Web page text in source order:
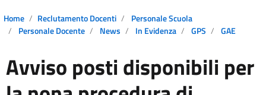
Home Reclutamento Docenti
Personale Scuola
Personale Docente
News In Evidenza GPS GAE
Avviso posti disponibili per